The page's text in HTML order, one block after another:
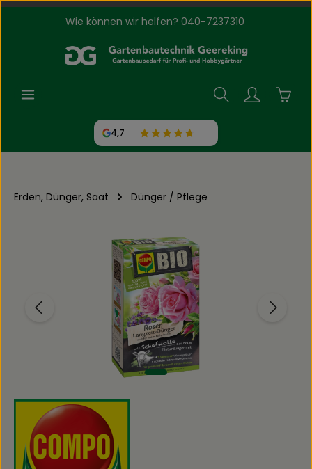
Zum Hauptinhalt springen
Wie können wir helfen? 040-7237310
4,7
Erden, Dünger, Saat Dünger / Pflege
Bildergalerie überspringen